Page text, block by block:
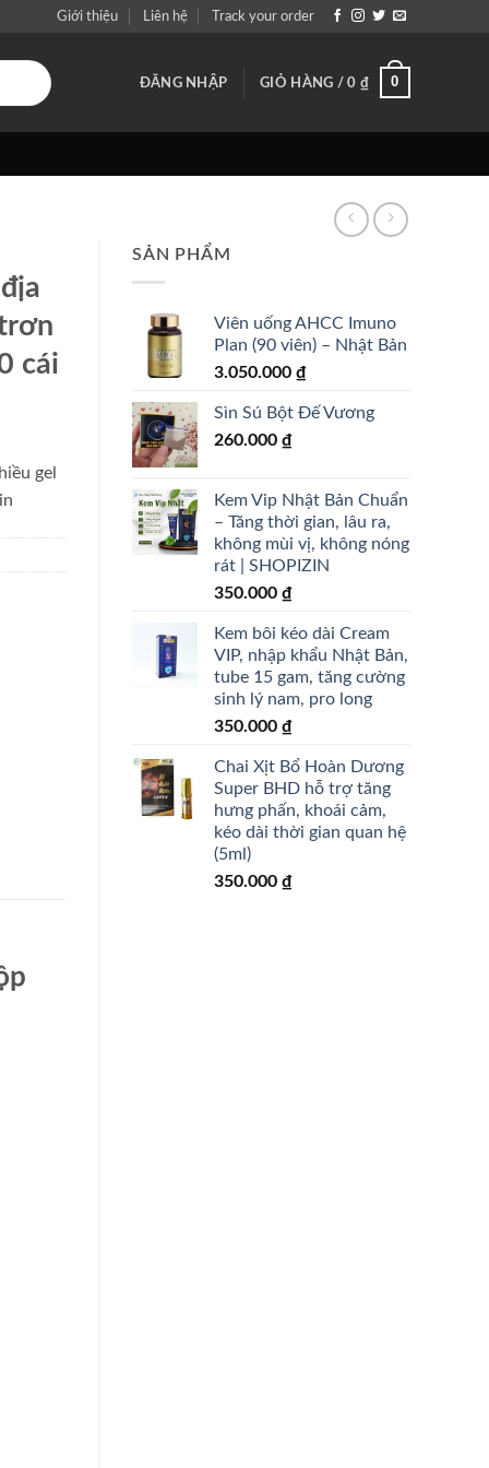
Giới thiệu Liên hệ Track your order
ĐĂNG NHẬP GIỎ HÀNG /0 ₫ 0
SẢN PHẨM
Viên uống AHCC Imuno
Plan (90 viên) – Nhật Bản
3.050.000 ₫
Sìn Sú Bột Đế Vương
260.000 ₫
Kem Vip Nhật Bản Chuẩn
– Tăng thời gian, lâu ra,
không mùi vị, không nóng
rát | SHOPIZIN
350.000 ₫
Kem bôi kéo dài Cream
VIP, nhập khẩu Nhật Bản,
tube 15 gam, tăng cường
sinh lý nam, pro long
350.000 ₫
Chai Xịt Bổ Hoàn Dương
Super BHD hỗ trợ tăng
hưng phấn, khoái cảm,
kéo dài thời gian quan hệ
(5ml)
350.000 ₫
cái
gel